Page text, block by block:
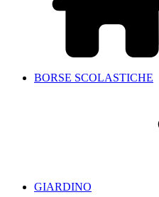
BORSE SCOLASTICHE
GIARDINO